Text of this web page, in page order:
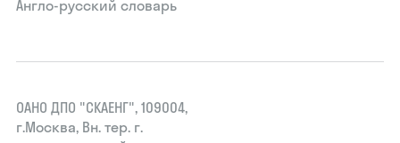
Англо-русский словарь
ОАНО ДПО "СКАЕНГ", 109004,
г.Москва, Вн. тер. г.